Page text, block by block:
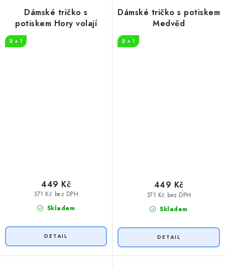
Dámské tričko s
potiskem Hory volají
2 + 1
Skladem
371 Kč bez DPH
449 Kč
Dámské tričko s potiskem
Medvěd
2 + 1
Skladem
371 Kč bez DPH
449 Kč